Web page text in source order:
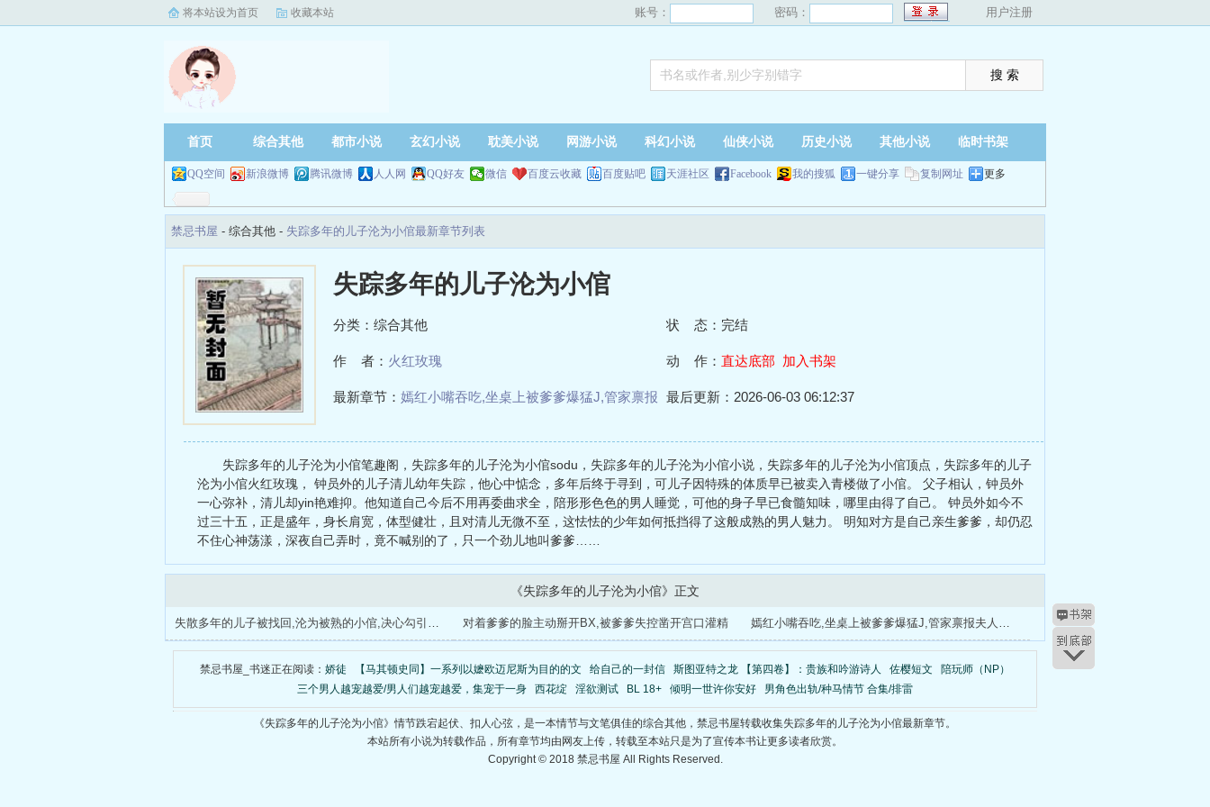
将本站设为首页 收藏本站 账号： 密码： 用户注册
首页 综合其他 都市小说 玄幻小说 耽美小说 网游小说 科幻小说 仙侠小说 历史小说 其他小说 临时书架
QQ空间 新浪微博 腾讯微博 人人网 QQ好友 微信 百度云收藏 百度贴吧 天涯社区 Facebook 我的搜狐 一键分享 复制网址 更多
禁忌书屋 - 综合其他 - 失踪多年的儿子沦为小倌最新章节列表
失踪多年的儿子沦为小倌
分类：综合其他 状 态：完结
作 者： 火红玫瑰 动 作： 直达底部 加入书架
最新章节： 嫣红小嘴吞吃,坐桌上被爹爹爆猛J,管家禀报 最后更新：2026-06-03 06:12:37
失踪多年的儿子沦为小倌笔趣阁，失踪多年的儿子沦为小倌sodu，失踪多年的儿子沦为小倌小说，失踪多年的儿子沦为小倌顶点，失踪多年的儿子
沦为小倌火红玫瑰， 钟员外的儿子清儿幼年失踪，他心中惦念，多年后终于寻到，可儿子因特殊的体质早已被卖入青楼做了小倌。 父子相认，钟员外
一心弥补，清儿却yin艳难抑。他知道自己今后不用再委曲求全，陪形形色色的男人睡觉，可他的身子早已食髓知味，哪里由得了自己。 钟员外如今不
过三十五，正是盛年，身长肩宽，体型健壮，且对清儿无微不至，这怯怯的少年如何抵挡得了这般成熟的男人魅力。 明知对方是自己亲生爹爹，却仍忍
不住心神荡漾，深夜自己弄时，竟不喊别的了，只一个劲儿地叫爹爹……
《失踪多年的儿子沦为小倌》正文
失散多年的儿子被找回,沦为被熟的小倌,决心勾引爹爹 对着爹爹的脸主动掰开BX,被爹爹失控凿开宫口灌精 嫣红小嘴吞吃,坐桌上被爹爹爆猛J,管家禀报夫人归来
禁忌书屋_书迷正在阅读： 娇徒 【马其顿史同】一系列以嬷欧迈尼斯为目的的文 给自己的一封信 斯图亚特之龙 【第四卷】：贵族和吟游诗人 佐樱短文
陪玩师（NP）
三个男人越宠越爱/男人们越宠越爱，集宠于一身
西花绽 淫欲测试 BL 18+ 倾明一世许你安好 男角色出轨/种马情节 合集/排雷
《失踪多年的儿子沦为小倌》情节跌宕起伏、扣人心弦，是一本情节与文笔俱佳的综合其他，禁忌书屋转载收集失踪多年的儿子沦为小倌最新章节。
本站所有小说为转载作品，所有章节均由网友上传，转载至本站只是为了宣传本书让更多读者欣赏。
Copyright © 2018 禁忌书屋 All Rights Reserved.